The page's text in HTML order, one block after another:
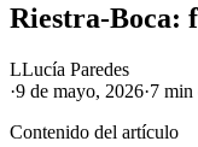
Riestra-Boca:
LLucía Paredes
·9 de mayo, 2026·7 min
Contenido del artículo